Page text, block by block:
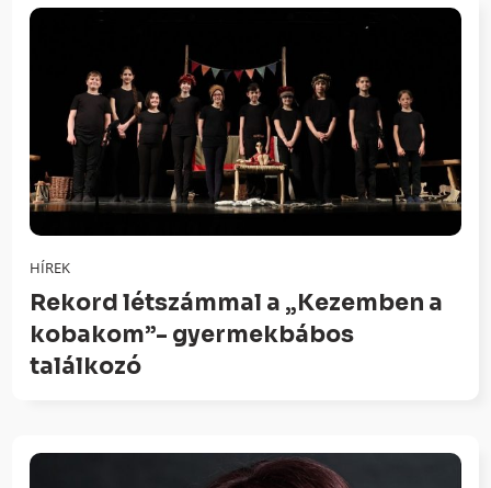
HÍREK
Rekord létszámmal a „Kezemben a
kobakom”- gyermekbábos
találkozó